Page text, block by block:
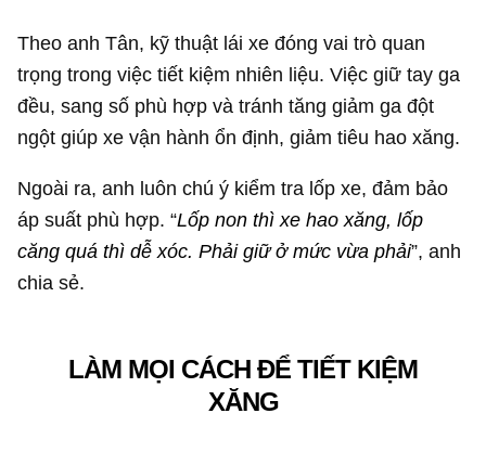
Theo anh Tân, kỹ thuật lái xe đóng vai trò quan
trọng trong việc tiết kiệm nhiên liệu. Việc giữ tay ga
đều, sang số phù hợp và tránh tăng giảm ga đột
ngột giúp xe vận hành ổn định, giảm tiêu hao xăng.
Ngoài ra, anh luôn chú ý kiểm tra lốp xe, đảm bảo
áp suất phù hợp. “Lốp non thì xe hao xăng, lốp
căng quá thì dễ xóc. Phải giữ ở mức vừa phải”, anh
chia sẻ.
LÀM MỌI CÁCH ĐỂ TIẾT KIỆM
XĂNG